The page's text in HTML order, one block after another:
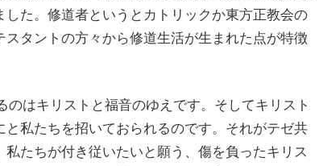
た。修道者というとカトリックか東方正教会の
タントの方々から修道生活が生まれた点が特徴
はキリストと福音のゆえです。そしてキリスト
私たちを招いておられるのです。それがテゼ共
たちが付き従いたいと願う、傷を負ったキリス